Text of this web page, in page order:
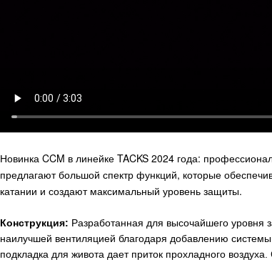
Новинка CCM в линейке TACKS 2024 года:
предлагают большой спектр функций, которые
катании и создают максимальный уровень защиты.
Конструкция: Разработанная для высочайшего уровня
наилучшей вентиляцией благодаря добавлению
подкладка для живота дает приток прохладного воздуха.